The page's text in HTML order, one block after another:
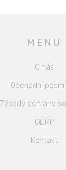
MENU
O nás
Obchodní
Zásady ochrany
GDPR
Kontakt